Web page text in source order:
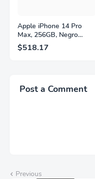
Apple iPhone 14 Pro
Max, 256GB, Negro
Espacial - Desbloqueado
(Renovado)
$518.17
Post a Comment
Previous